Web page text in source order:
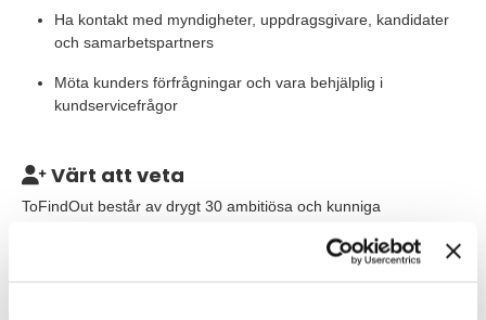
Ha kontakt med myndigheter, uppdragsgivare, kandidater
och samarbetspartners
Möta kunders förfrågningar och vara behjälplig i
kundservicefrågor
Värt att veta
ToFindOut består av drygt 30 ambitiösa och kunniga